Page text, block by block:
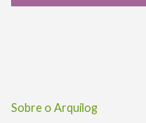
Sobre o Arquilog